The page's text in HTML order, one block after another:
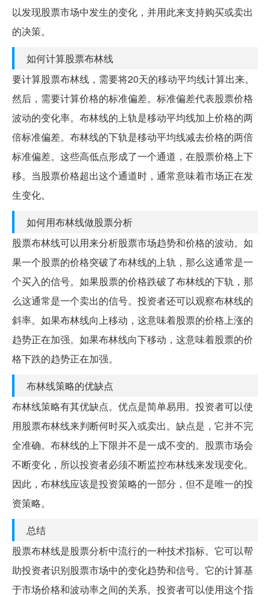
以发现股票市场中发生的变化，并用此来支持购买或卖出
的决策。
如何计算股票布林线
要计算股票布林线，需要将20天的移动平均线计算出来。
然后，需要计算价格的标准偏差。标准偏差代表股票价格
波动的变化率。布林线的上轨是移动平均线加上价格的两
倍标准偏差。布林线的下轨是移动平均线减去价格的两倍
标准偏差。这些高低点形成了一个通道，在股票价格上下
移。当股票价格超出这个通道时，通常意味着市场正在发
生变化。
如何用布林线做股票分析
股票布林线可以用来分析股票市场趋势和价格的波动。如
果一个股票的价格突破了布林线的上轨，那么这通常是一
个买入的信号。如果股票的价格跌破了布林线的下轨，那
么这通常是一个卖出的信号。投资者还可以观察布林线的
斜率。如果布林线向上移动，这意味着股票的价格上涨的
趋势正在加强。如果布林线向下移动，这意味着股票的价
格下跌的趋势正在加强。
布林线策略的优缺点
布林线策略有其优缺点。优点是简单易用。投资者可以使
用股票布林线来判断何时买入或卖出。缺点是，它并不完
全准确。布林线的上下限并不是一成不变的。股票市场会
不断变化，所以投资者必须不断监控布林线来发现变化。
因此，布林线应该是投资策略的一部分，但不是唯一的投
资策略。
总结
股票布林线是股票分析中流行的一种技术指标。它可以帮
助投资者识别股票市场中的变化趋势和信号。它的计算基
于市场价格和波动率之间的关系。投资者可以使用这个指